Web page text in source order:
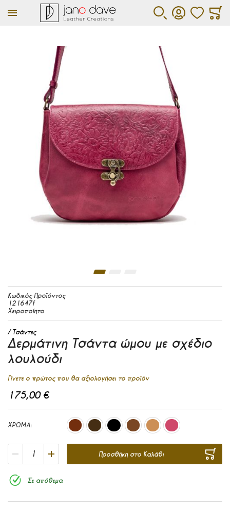
ΑΓΑΠΗΜΕΝΑ
Μετάβαση στο τέλος της συλλογής εικόνων
Μετάβαση στην αρχή της συλλογής εικόνων
Κωδικός Προϊόντος
121647f
Χειροποίητο
Τσάντες
Δερμάτινη Τσάντα ώμου με σχέδιο
λουλούδι
Γίνετε ο πρώτος που θα αξιολογήσει το προϊόν
175,00 €
ΧΡΩΜΑ
Προσθήκη στο Καλάθι
Σε απόθεμα